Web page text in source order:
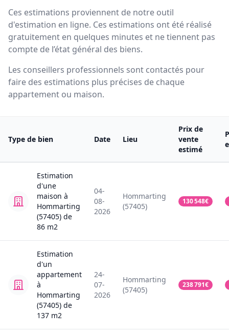
Ces estimations proviennent de notre outil
d'estimation en ligne. Ces estimations ont été réalisé
gratuitement en quelques minutes et ne tiennent pas
compte de l’état général des biens.
Les conseillers professionnels sont contactés pour
faire des estimations plus précises de chaque
appartement ou maison.
Type de bien Date Lieu
Prix de
vente
estimé
Estimation
d'une
maison à
Hommarting
(57405) de
86 m2
04-
08-
2026
Hommarting
(57405)
130 548€
Estimation
d'un
appartement
à
Hommarting
(57405) de
137 m2
24-
07-
2026
Hommarting
(57405)
238 791€